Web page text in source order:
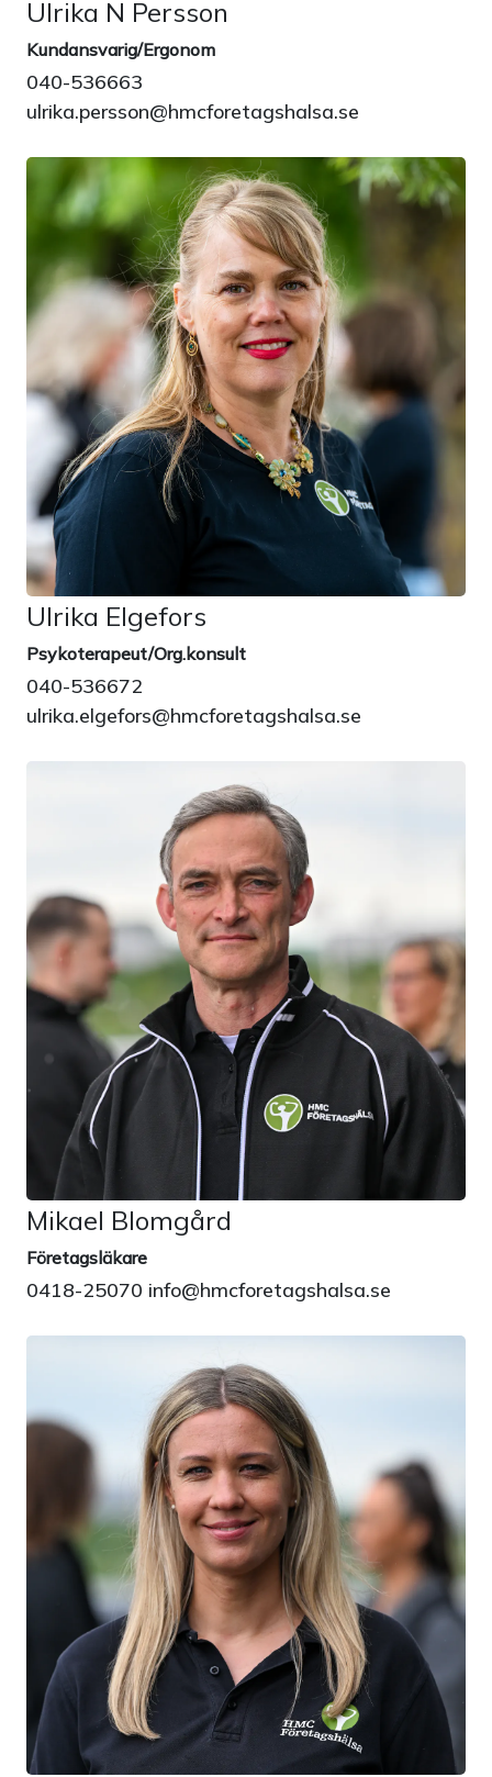
Ulrika N Persson
Kundansvarig/Ergonom
040-536663
ulrika.persson@hmcforetagshalsa.se
Ulrika Elgefors
Psykoterapeut/Org.konsult
040-536672
ulrika.elgefors@hmcforetagshalsa.se
Mikael Blomgård
Företagsläkare
0418-25070 info@hmcforetagshalsa.se